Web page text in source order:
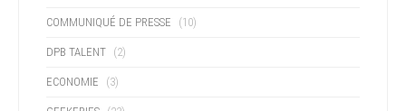
COMMUNIQUÉ DE PRESSE (10)
DPB TALENT (2)
ECONOMIE (3)